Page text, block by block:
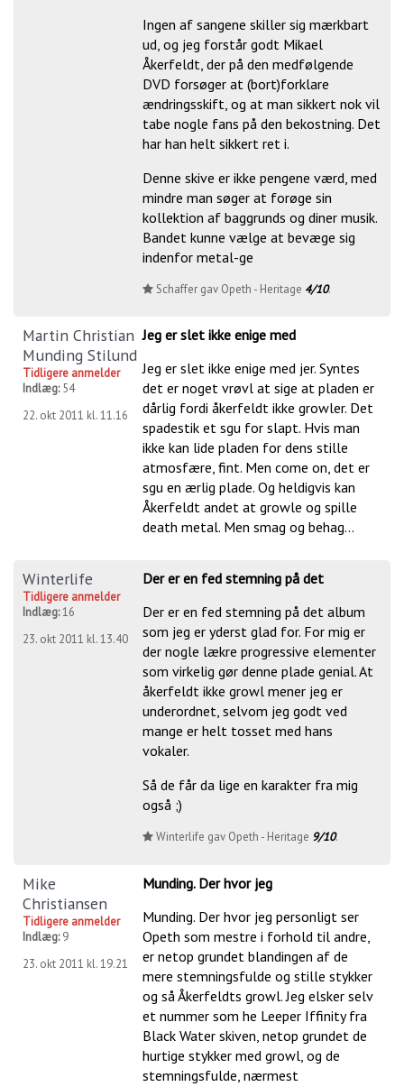
Ingen af sangene skiller sig mærkbart
ud, og jeg forstår godt Mikael
Åkerfeldt, der på den medfølgende
DVD forsøger at (bort)forklare
ændringsskift, og at man sikkert nok vil
tabe nogle fans på den bekostning. Det
har han helt sikkert ret i.
Denne skive er ikke pengene værd, med
mindre man søger at forøge sin
kollektion af baggrunds og diner musik.
Bandet kunne vælge at bevæge sig
indenfor metal-ge
Schaffer gav Opeth - Heritage 4/10.
Martin Christian
Munding Stilund
Tidligere anmelder
Indlæg:54
22. okt 2011 kl. 11.16
Jeg er slet ikke enige med
Jeg er slet ikke enige med jer. Syntes
det er noget vrøvl at sige at pladen er
dårlig fordi åkerfeldt ikke growler. Det
spadestik et sgu for slapt. Hvis man
ikke kan lide pladen for dens stille
atmosfære, fint. Men come on, det er
sgu en ærlig plade. Og heldigvis kan
Åkerfeldt andet at growle og spille
death metal. Men smag og behag...
Winterlife
Tidligere anmelder
Indlæg:16
23. okt 2011 kl. 13.40
Der er en fed stemning på det
Der er en fed stemning på det album
som jeg er yderst glad for. For mig er
der nogle lækre progressive elementer
som virkelig gør denne plade genial. At
åkerfeldt ikke growl mener jeg er
underordnet, selvom jeg godt ved
mange er helt tosset med hans
vokaler.
Så de får da lige en karakter fra mig
også ;)
Winterlife gav Opeth - Heritage 9/10.
Mike
Christiansen
Tidligere anmelder
Indlæg:9
23. okt 2011 kl. 19.21
Munding. Der hvor jeg
Munding. Der hvor jeg personligt ser
Opeth som mestre i forhold til andre,
er netop grundet blandingen af de
mere stemningsfulde og stille stykker
og så Åkerfeldts growl. Jeg elsker selv
et nummer som he Leeper Iffinity fra
Black Water skiven, netop grundet de
hurtige stykker med growl, og de
stemningsfulde, nærmest